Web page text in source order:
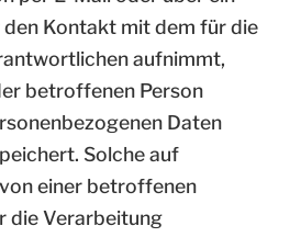
Kontakt mit dem für die
aufnimmt,
betroffenen Person
Daten
Solche auf
einer betroffenen
die Verarbeitung